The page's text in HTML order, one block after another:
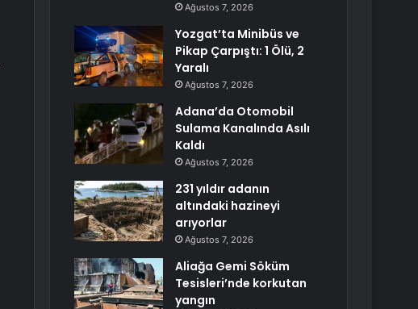
Ağustos 7, 2026
Yozgat’ta Minibüs ve
Pikap Çarpıştı: 1 Ölü, 2
Yaralı
Ağustos 7, 2026
Adana’da Otomobil
Sulama Kanalında Asılı
Kaldı
Ağustos 7, 2026
231 yıldır adanın
altındaki hazineyi
arıyorlar
Ağustos 7, 2026
Aliağa Gemi Söküm
Tesisleri’nde korkutan
yangın